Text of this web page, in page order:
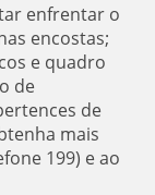
enfrentar o
encostas;
e quadro
de
de
mais
199) e ao